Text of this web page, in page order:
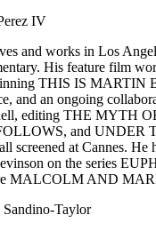
IV
and works in Los
His feature film
THIS IS MARTIN
and an ongoing
editing THE MYTH
and UNDER
screened at Cannes. He
on the series
MALCOLM AND
Sandino-Taylor